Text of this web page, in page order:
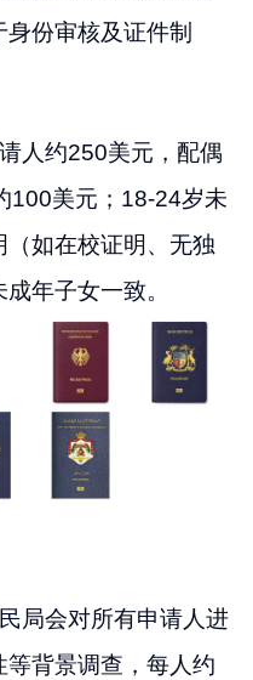
份审核及证件制
人约250美元，配偶
100美元；18-24岁未
如在校证明、无独
年子女一致。
局会对所有申请人进
背景调查，每人约